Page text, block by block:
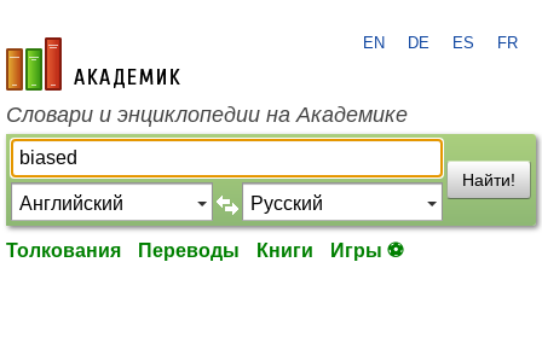
academic.ru
EN DE ES FR
Словари и энциклопедии на Академике
Найти!
Толкования Переводы Книги Игры ⚽